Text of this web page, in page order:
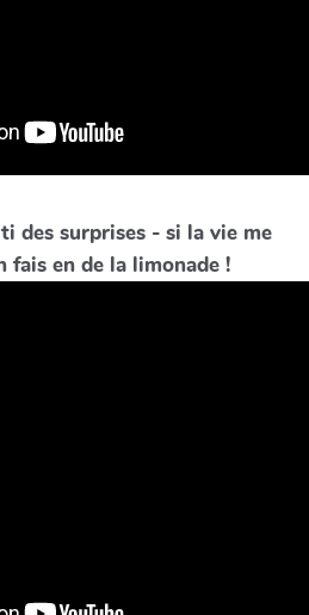
des surprises - si la vie me
fais en de la limonade !